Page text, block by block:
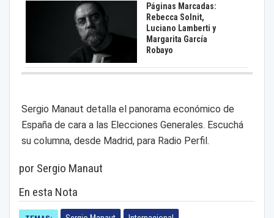
Páginas Marcadas:
Rebecca Solnit,
Luciano Lamberti y
Margarita García
Robayo
Sergio Manaut detalla el panorama económico de
España de cara a las Elecciones Generales. Escuchá
su columna, desde Madrid, para Radio Perfil.
por Sergio Manaut
En esta Nota